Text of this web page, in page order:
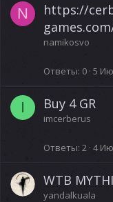
N
https://
namikosvo
Ответы 0 5
I Buy 4 GR
imcerberus
Ответы 2 4
WTB
yandalkuala